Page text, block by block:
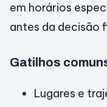
em horários
antes da decisão
Gatilhos
Lugares e